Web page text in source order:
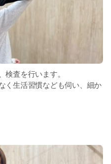
査を行います。
く生活習慣なども伺い、細か